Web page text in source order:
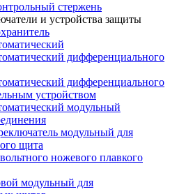
стержень
и устройства защиты
дифференциального
дифференциального
устройством
модульный
модульный для
щита
ножевого плавкого
модульный для